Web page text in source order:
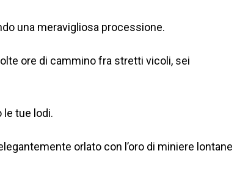
una meravigliosa processione.
ore di cammino fra stretti vicoli, sei
le tue lodi.
orlato con l’oro di miniere lontane